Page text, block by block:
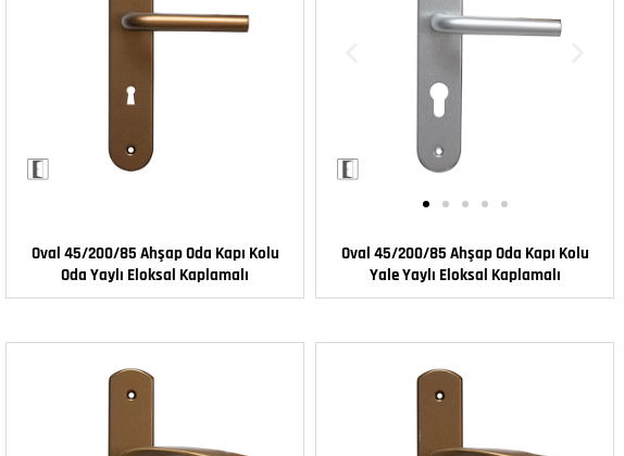
Oval 45/200/85 Ahşap Oda Kapı Kolu
Oda Yaylı Eloksal Kaplamalı
Oval 45/200/85 Ahşap Oda Kapı Kolu
Yale Yaylı Eloksal Kaplamalı